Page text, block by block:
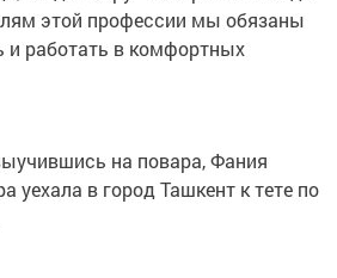
этой профессии мы обязаны
работать в комфортных
на повара, Фания
уехала в город Ташкент к тете по